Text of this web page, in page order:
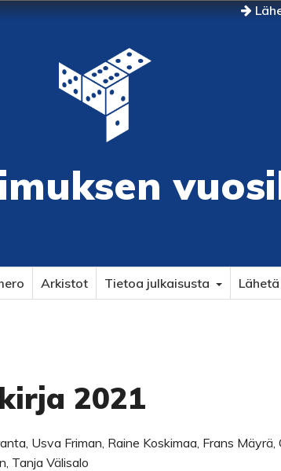
Arkistot Tietoa julkaisusta
2021
Usva Friman, Raine Koskimaa, Frans Mäyrä,
Tanja Välisalo